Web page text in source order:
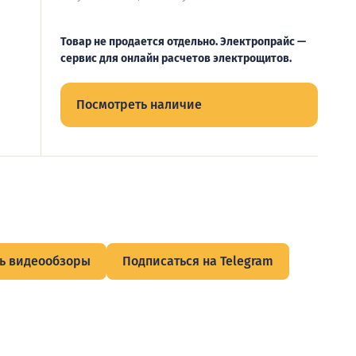
Товар не продается отдельно. Электропрайс —
сервис для онлайн расчетов электрощитов.
Посмотреть наличие
видеообзоры Подписаться на Telegram